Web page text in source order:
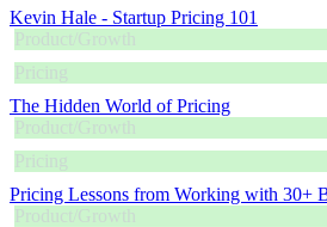
Kevin Hale - Startup Pricing 101
Product/Growth
Pricing
The Hidden World of Pricing
Product/Growth
Pricing
Pricing Lessons from Working with 30+
Product/Growth